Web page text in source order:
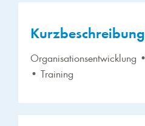
Kurzbeschreibung
Organisationsentwicklung
• Training